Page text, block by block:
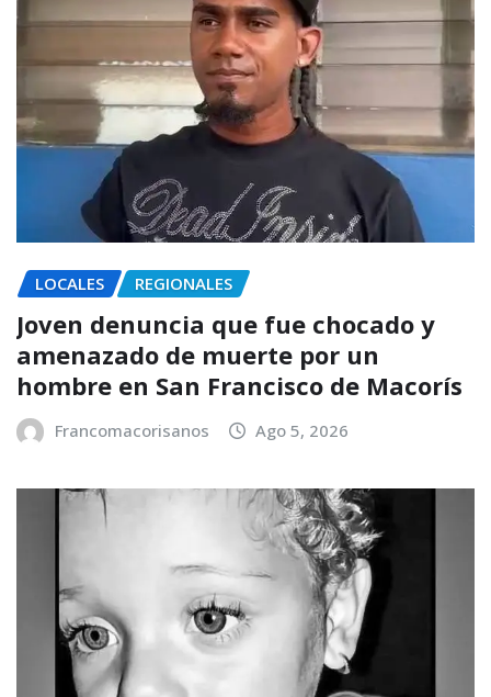
LOCALES REGIONALES
Joven denuncia que fue chocado y
amenazado de muerte por un
hombre en San Francisco de Macorís
Francomacorisanos Ago 5, 2026